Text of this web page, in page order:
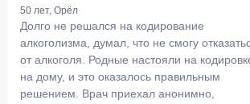
50 лет, Орёл
Долго не решался на кодирование
алкоголизма, думал, что не смогу
от алкоголя. Родные настояли на
на дому, и это оказалось правильным
решением. Врач приехал анонимно,